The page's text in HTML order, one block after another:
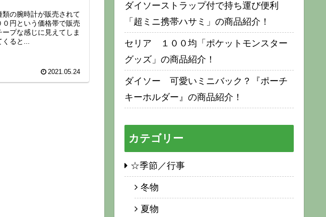
の腕時計が販売されて
円という価格帯で販売
プな感じに見えてしま
くると...
2021.05.24
ダイソーストラップ付で持ち運び便利
「超ミニ携帯ハサミ」の商品紹介！
セリア １００均「ポケットモンスター
グッズ」の商品紹介！
ダイソー 可愛いミニバック？『ポーチ
キーホルダー』の商品紹介！
カテゴリー
☆季節／行事
冬物
夏物